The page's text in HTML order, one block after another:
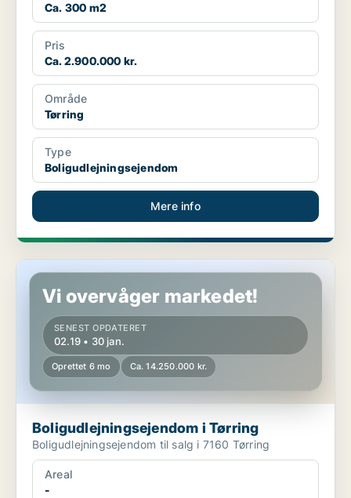
Ca. 300 m2
Pris
Ca. 2.900.000 kr.
Område
Tørring
Type
Boligudlejningsejendom
Mere info
Boligudlejningsejendom i Tørring
Vi overvåger markedet!
SENEST OPDATERET
02.19 • 30 jan.
Oprettet 6 mo Ca. 14.250.000 kr.
Boligudlejningsejendom i Tørring
Boligudlejningsejendom til salg i 7160 Tørring
Areal
-